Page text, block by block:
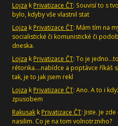
Lojza k Privatizace ČT: Souvisí to s
bylo, kdyby vše vlastnil stat
Lojza k Privatizace ČT: Mám tím na
socialistické či komunistické či
dneska.
Lojza k Privatizace ČT: To je
rétorika....nabídce a poptávce říkáš
tak, je to jak jsem rekl
Lojza k Privatizace ČT: Ano. A to i
zpusobem
Rakusak k Privatizace ČT: Jiste. Je
nasilim. Co je na tom volnotrzniho?